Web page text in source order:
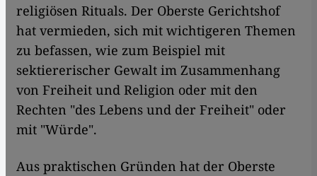
religiösen Rituals. Der Oberste Gerichtshof
hat vermieden, sich mit wichtigeren Themen
zu befassen, wie zum Beispiel mit
sektiererischer Gewalt im Zusammenhang
von Freiheit und Religion oder mit den
Rechten "des Lebens und der Freiheit" oder
mit "Würde".
Aus praktischen Gründen hat der Oberste